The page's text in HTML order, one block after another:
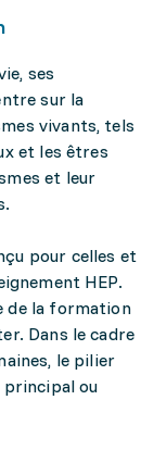
ses
sur la
vivants, tels
et les êtres
et leur
pour celles et
HEP.
de la formation
Dans le cadre
le pilier
ou